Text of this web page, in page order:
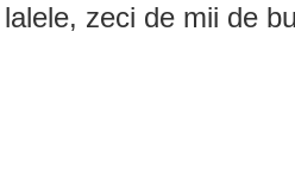
zeci de mii de